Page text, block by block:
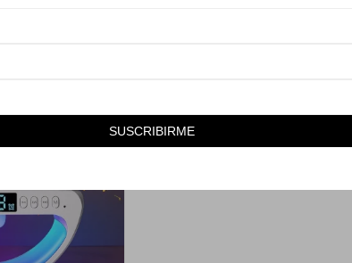
SUSCRIBIRME